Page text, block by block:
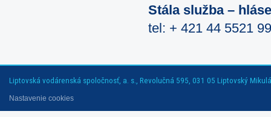
Stála služba –
tel: + 421 44 5521
Liptovská vodárenská spoločnosť, a. s., Revolučná 595, 031 05 Liptovský
Nastavenie cookies